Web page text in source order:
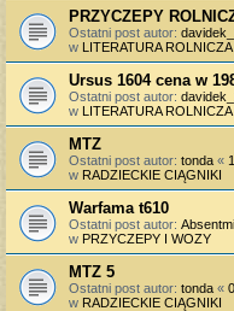
PRZYCZEPY
Ostatni post autor:
w LITERATURA ROLNICZA
Ursus 1604 cena w
Ostatni post autor:
w LITERATURA ROLNICZA
MTZ
Ostatni post autor: tonda «
w RADZIECKIE CIĄGNIKI
Warfama t610
Ostatni post autor:
w PRZYCZEPY I WOZY
MTZ 5
Ostatni post autor: tonda «
w RADZIECKIE CIĄGNIKI